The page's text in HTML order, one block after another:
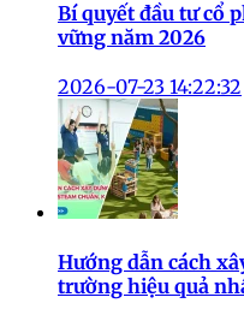
Bí quyết đầu tư cổ
vững năm 2026
2026-07-23 14:22:32
Hướng dẫn cách
trường hiệu quả